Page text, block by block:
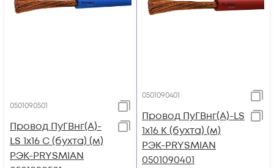
0501090501
Провод ПуГВнг(А)-
LS 1х16 С (бухта) (м)
РЭК-PRYSMIAN
0501090401
Провод ПуГВнг(А)-LS
1х16 К (бухта) (м)
РЭК-PRYSMIAN
0501090401